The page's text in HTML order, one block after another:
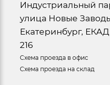
Индустриальный
улица Новые
Екатеринбург,
216
Схема проезда в офис
Схема проезда на склад